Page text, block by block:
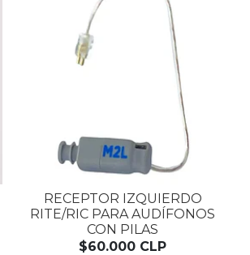
RECEPTOR IZQUIERDO
RITE/RIC PARA AUDÍFONOS
CON PILAS
$60.000 CLP